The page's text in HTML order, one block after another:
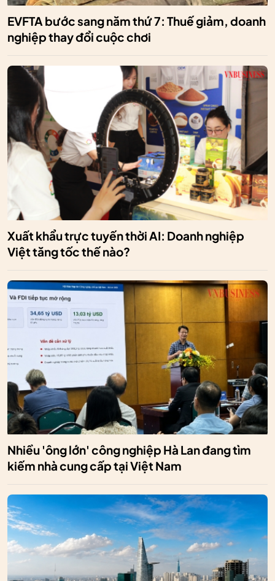
EVFTA bước sang năm thứ 7: Thuế giảm, doanh
nghiệp thay đổi cuộc chơi
Xuất khẩu trực tuyến thời AI: Doanh nghiệp
Việt tăng tốc thế nào?
Nhiều 'ông lớn' công nghiệp Hà Lan đang tìm
kiếm nhà cung cấp tại Việt Nam